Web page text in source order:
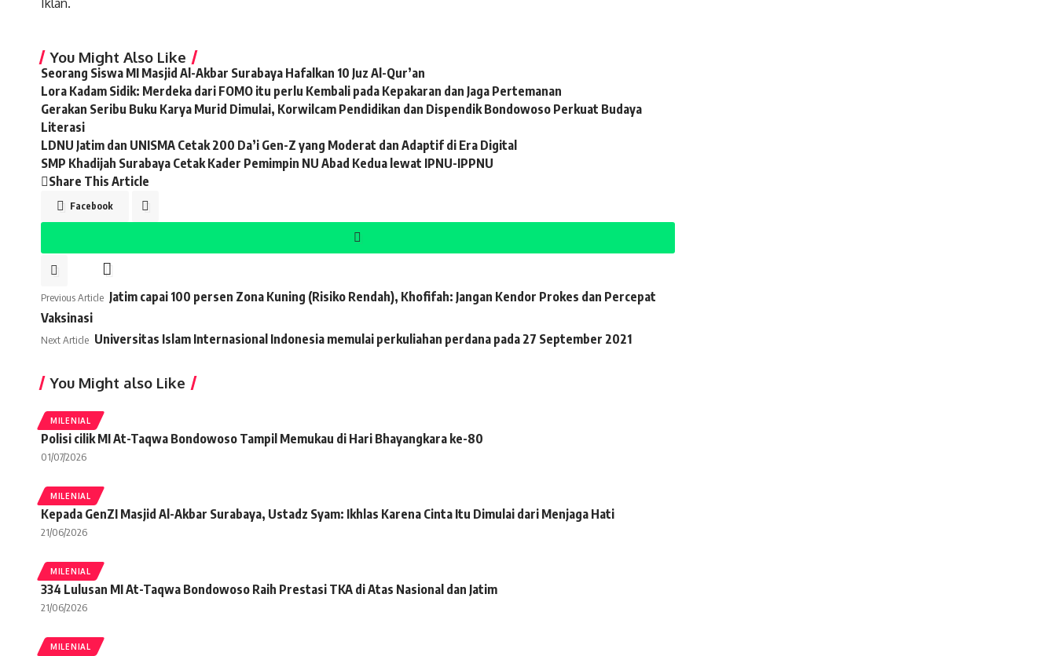
Iklan.
You Might Also Like
Seorang Siswa MI Masjid Al-Akbar Surabaya Hafalkan 10 Juz Al-Qur’an
Lora Kadam Sidik: Merdeka dari FOMO itu perlu Kembali pada Kepakaran dan Jaga Pertemanan
Gerakan Seribu Buku Karya Murid Dimulai, Korwilcam Pendidikan dan Dispendik Bondowoso Perkuat Budaya
Literasi
LDNU Jatim dan UNISMA Cetak 200 Da’i Gen-Z yang Moderat dan Adaptif di Era Digital
SMP Khadijah Surabaya Cetak Kader Pemimpin NU Abad Kedua lewat IPNU-IPPNU
Share This Article
Facebook
Previous Article Jatim capai 100 persen Zona Kuning (Risiko Rendah), Khofifah: Jangan Kendor Prokes dan Percepat
Vaksinasi
Next Article Universitas Islam Internasional Indonesia memulai perkuliahan perdana pada 27 September 2021
You Might also Like
MILENIAL
Polisi cilik MI At-Taqwa Bondowoso Tampil Memukau di Hari Bhayangkara ke-80
01/07/2026
MILENIAL
Kepada GenZI Masjid Al-Akbar Surabaya, Ustadz Syam: Ikhlas Karena Cinta Itu Dimulai dari Menjaga Hati
21/06/2026
MILENIAL
334 Lulusan MI At-Taqwa Bondowoso Raih Prestasi TKA di Atas Nasional dan Jatim
21/06/2026
MILENIAL